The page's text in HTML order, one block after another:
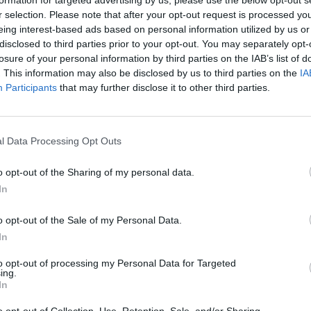
selection. Please note that after your opt-out request is processed
interest-based ads based on personal information utilized by us
to third parties prior to your opt-out. You may separately
of your personal information by third parties on the IAB’s list of
This information may also be disclosed by us to third parties on the
Participants that may further disclose it to other third parties.
Data Processing Opt Outs
opt-out of the Sharing of my personal data.
opt-out of the Sale of my Personal Data.
opt-out of processing my Personal Data for Targeted
Ledo ritulys
ir
Tailandą sukrėtė protu nesuvokiamas
išpuolis: paauglys nušovė senelius, 3
mokytojus ir 3 moksleivius
beveik nenumatoma